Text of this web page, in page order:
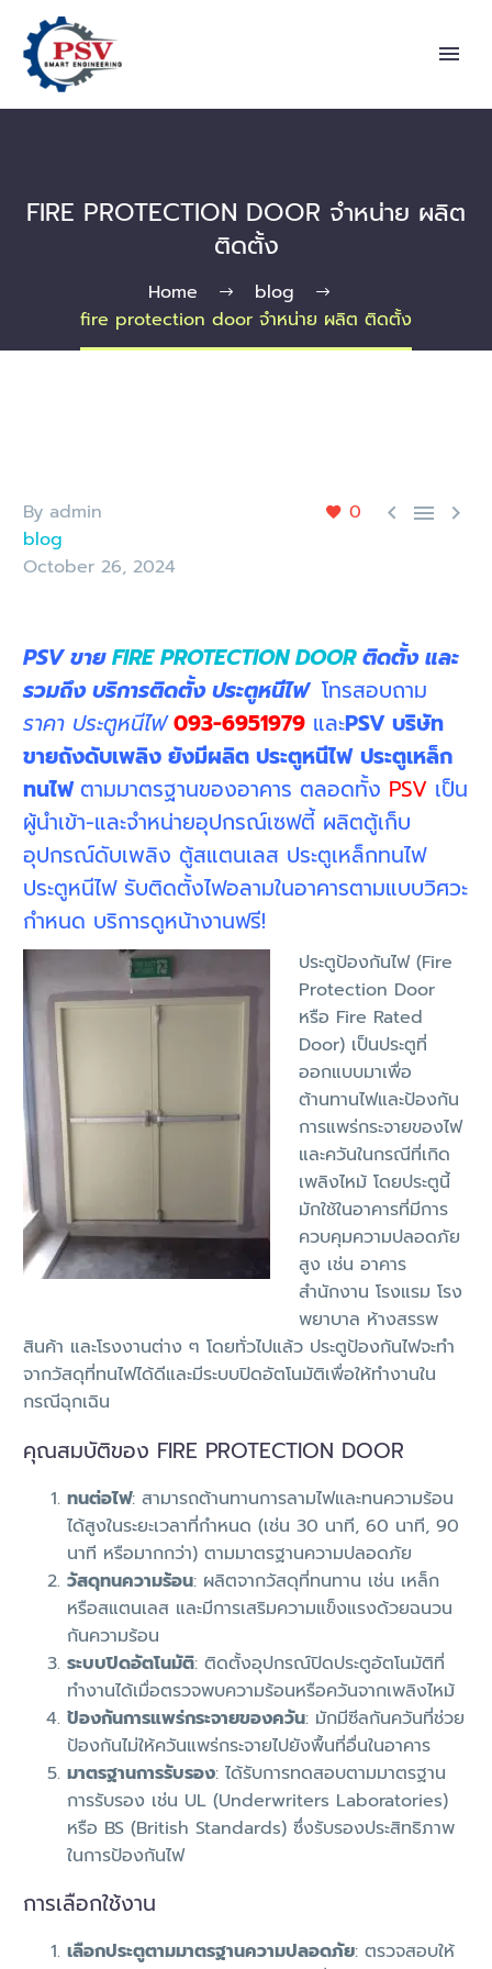
FIRE PROTECTION DOOR จำหน่าย ผลิต
ติดตั้ง
Home
blog
fire protection door จำหน่าย ผลิต ติดตั้ง
0   
By admin
blog
October 26, 2024
PSV ขายFIRE PROTECTION DOORติดตั้ง และ
รวมถึง บริการติดตั้ง ประตูหนีไฟ โทรสอบถาม
ราคา ประตูหนีไฟ 093-6951979 และPSV บริษัท
ขายถังดับเพลิง ยังมีผลิต ประตูหนีไฟ ประตูเหล็ก
ทนไฟตามมาตรฐานของอาคาร ตลอดทั้ง PSV เป็น
ผู้นำเข้า-และจำหน่ายอุปกรณ์เซฟตี้ ผลิตตู้เก็บ
อุปกรณ์ดับเพลิง ตู้สแตนเลส ประตูเหล็กทนไฟ
ประตูหนีไฟ รับติดตั้งไฟอลามในอาคารตามแบบวิศวะ
กำหนด บริการดูหน้างานฟรี!
ประตูป้องกันไฟ (Fire
Protection Door
หรือ Fire Rated
Door) เป็นประตูที่
ออกแบบมาเพื่อ
ต้านทานไฟและป้องกัน
การแพร่กระจายของไฟ
และควันในกรณีที่เกิด
เพลิงไหม้ โดยประตูนี้
มักใช้ในอาคารที่มีการ
ควบคุมความปลอดภัย
สูง เช่น อาคาร
สำนักงาน โรงแรม โรง
พยาบาล ห้างสรรพ
สินค้า และโรงงานต่าง ๆ โดยทั่วไปแล้ว ประตูป้องกันไฟจะทำ
จากวัสดุที่ทนไฟได้ดีและมีระบบปิดอัตโนมัติเพื่อให้ทำงานใน
กรณีฉุกเฉิน
คุณสมบัติของ FIRE PROTECTION DOOR
ทนต่อไฟ: สามารถต้านทานการลามไฟและทนความร้อน
ได้สูงในระยะเวลาที่กำหนด (เช่น 30 นาที, 60 นาที, 90
นาที หรือมากกว่า) ตามมาตรฐานความปลอดภัย
วัสดุทนความร้อน: ผลิตจากวัสดุที่ทนทาน เช่น เหล็ก
หรือสแตนเลส และมีการเสริมความแข็งแรงด้วยฉนวน
กันความร้อน
ระบบปิดอัตโนมัติ: ติดตั้งอุปกรณ์ปิดประตูอัตโนมัติที่
ทำงานได้เมื่อตรวจพบความร้อนหรือควันจากเพลิงไหม้
ป้องกันการแพร่กระจายของควัน: มักมีซีลกันควันที่ช่วย
ป้องกันไม่ให้ควันแพร่กระจายไปยังพื้นที่อื่นในอาคาร
มาตรฐานการรับรอง: ได้รับการทดสอบตามมาตรฐาน
การรับรอง เช่น UL (Underwriters Laboratories)
หรือ BS (British Standards) ซึ่งรับรองประสิทธิภาพ
ในการป้องกันไฟ
การเลือกใช้งาน
เลือกประตูตามมาตรฐานความปลอดภัย: ตรวจสอบให้